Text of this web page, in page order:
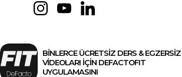
BİNLERCE ÜCRETSİZ DERS & EGZERSİZ
VİDEOLARI İÇİN DEFACTOFIT
UYGULAMASINI